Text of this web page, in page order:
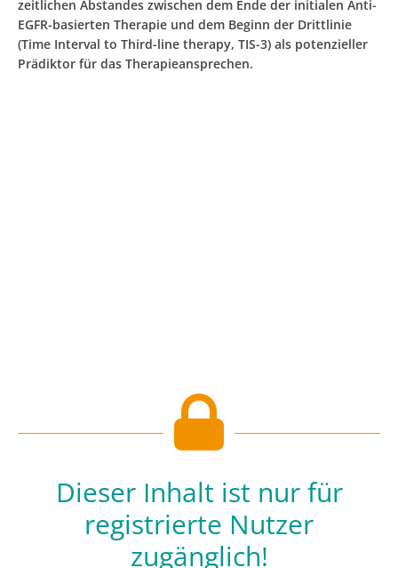
zeitlichen Abstandes zwischen dem Ende der initialen Anti-
EGFR-basierten Therapie und dem Beginn der Drittlinie
(Time Interval to Third-line therapy, TIS-3) als potenzieller
Prädiktor für das Therapieansprechen.
Dieser Inhalt ist nur für
registrierte Nutzer
zugänglich!